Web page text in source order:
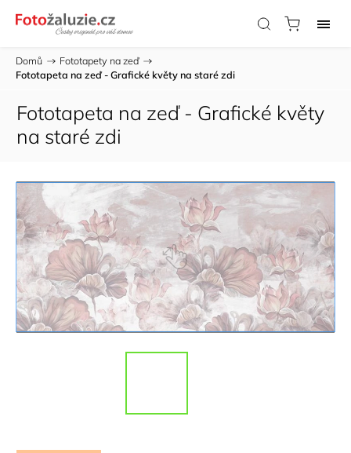
Domů / Fototapety na zeď /
Fototapeta na zeď - Grafické květy na staré zdi
Fototapeta na zeď - Grafické květy
na staré zdi